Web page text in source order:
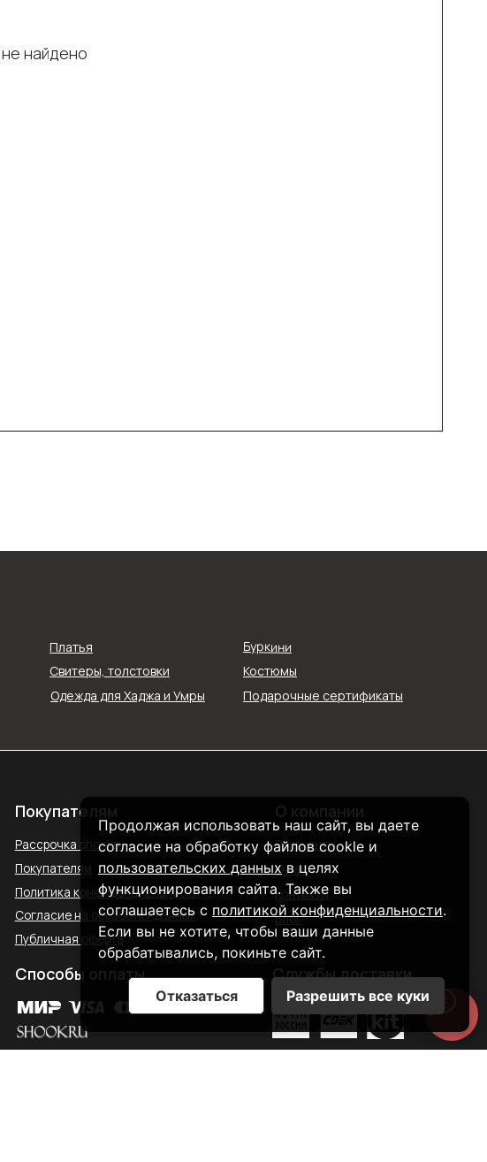
найдено
Платья
Свитеры, толстовки
Буркини
Костюмы
Подарочные сертификаты
Одежда для Хаджа и Умры
О нас
Башкортостан, Уфа,
улица, 2к2
в WhatsApp
Продолжая использовать наш сайт, вы даете
согласие на обработку файлов cookle и
пользовательских данных в целях
функционирования сайта. Также вы
соглашаетесь с политикой конфиденциальности.
Если вы не хотите, чтобы ваши данные
обрабатывались, покиньте сайт.
Отказаться Разрешить все куки